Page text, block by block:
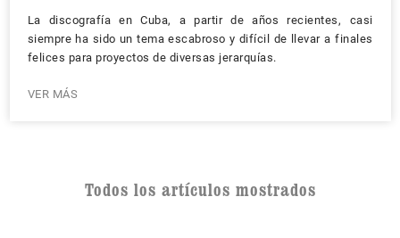
La discografía en Cuba, a partir de años recientes, casi
siempre ha sido un tema escabroso y difícil de llevar a finales
felices para proyectos de diversas jerarquías.
VER MÁS
Todos los artículos mostrados